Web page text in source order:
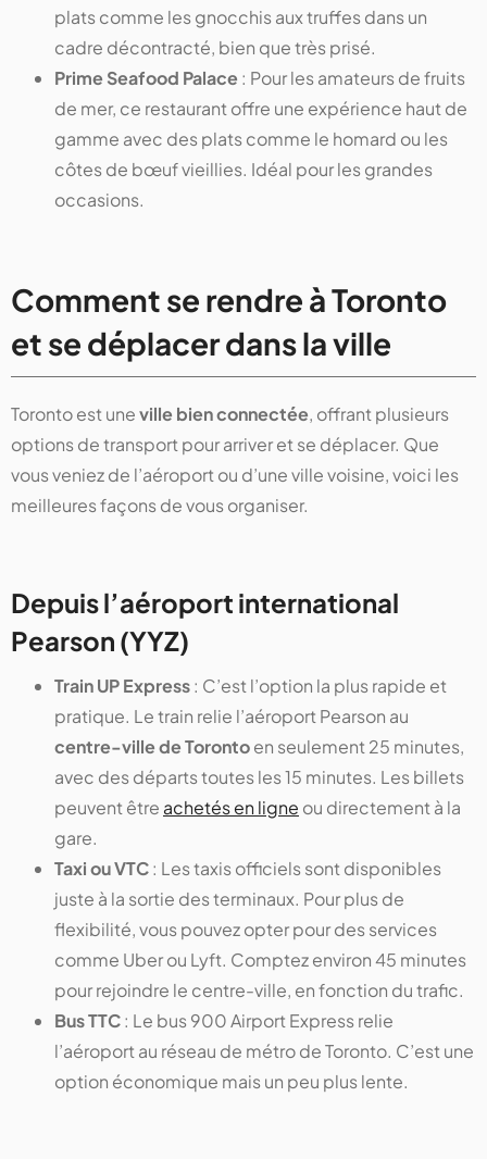
plats comme les gnocchis aux truffes dans un
cadre décontracté, bien que très prisé.
Prime Seafood Palace: Pour les amateurs de fruits
de mer, ce restaurant offre une expérience haut de
gamme avec des plats comme le homard ou les
côtes de bœuf vieillies. Idéal pour les grandes
occasions.
Comment se rendre à Toronto
et se déplacer dans la ville
Toronto est uneville bien connectée, offrant plusieurs
options de transport pour arriver et se déplacer. Que
vous veniez de l’aéroport ou d’une ville voisine, voici les
meilleures façons de vous organiser.
Depuis l’aéroport international
Pearson (YYZ)
Train UP Express: C’est l’option la plus rapide et
pratique. Le train relie l’aéroport Pearson au
centre-ville de Torontoen seulement 25 minutes,
avec des départs toutes les 15 minutes. Les billets
peuvent être achetés en ligne ou directement à la
gare.
Taxi ou VTC: Les taxis officiels sont disponibles
juste à la sortie des terminaux. Pour plus de
flexibilité, vous pouvez opter pour des services
comme Uber ou Lyft. Comptez environ 45 minutes
pour rejoindre le centre-ville, en fonction du trafic.
Bus TTC: Le bus 900 Airport Express relie
l’aéroport au réseau de métro de Toronto. C’est une
option économique mais un peu plus lente.